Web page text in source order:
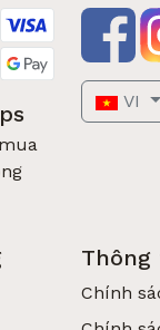
VI
Chính